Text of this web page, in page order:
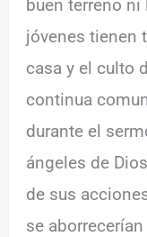
buen terreno
jóvenes tienen
casa y el culto
continua
durante el
ángeles de
de sus
se